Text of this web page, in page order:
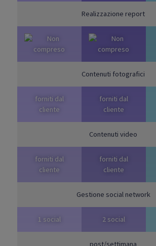
Realizzazione report
Contenuti fotografici
forniti dal
cliente
forniti dal
cliente
Contenuti video
forniti dal
cliente
forniti dal
cliente
Gestione social network
1 social 2 social
post/settimana